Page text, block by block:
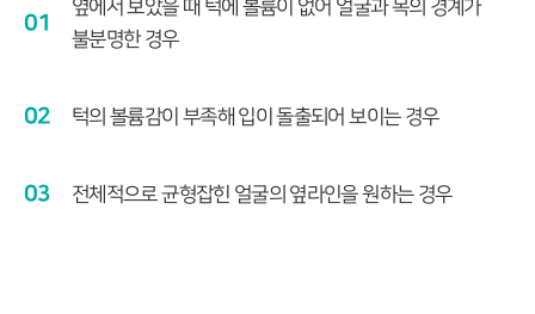
01
옆에서 보았을 때 턱에 볼륨이 없어 얼굴과 목의 경계가
불분명한 경우
02 턱의 볼륨감이 부족해 입이 돌출되어 보이는 경우
03 전체적으로 균형잡힌 얼굴의 옆라인을 원하는 경우